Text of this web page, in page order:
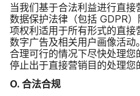
当​我们​基于​合法​利益​进行​直
数据​保护​法律​（包括 GDPR
项权利适用于​所有​形式​的​直接​
数字​广告​及​相关​用​户​画​像​活
合理​可行​的​情况​下​尽快​处理​
停止​出于​直接​营销目​的​处理​您​
O. 合法​合规